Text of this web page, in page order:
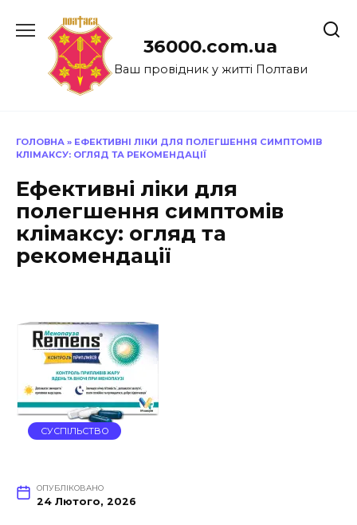
до
36000.com.ua
Ваш провідник у житті Полтави
ГОЛОВНА » ЕФЕКТИВНІ ЛІКИ ДЛЯ ПОЛЕГШЕННЯ СИМПТОМІВ
КЛІМАКСУ: ОГЛЯД ТА РЕКОМЕНДАЦІЇ
Ефективні ліки для
полегшення симптомів
клімаксу: огляд та
рекомендації
СУСПІЛЬСТВО
ОПУБЛІКОВАНО
24 Лютого, 2026